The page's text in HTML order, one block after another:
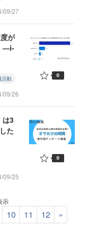
09/27
が
—i-
活動
09/26
0
は3
た
09/25
0
示
10 11 12 »